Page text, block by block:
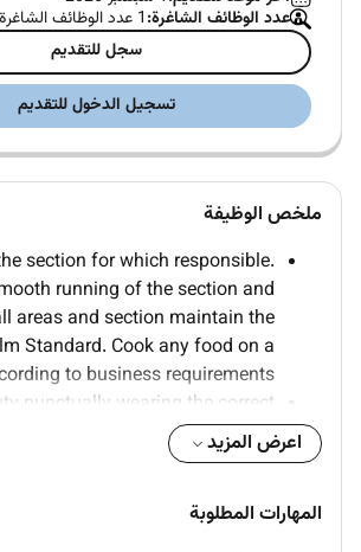
عدد الوظائف الشاغرة:1 عدد الوظائف الشاغرة
سجل للتقديم
تسجيل الدخول للتقديم
ملخص الوظيفة
section for which responsible.
running of the section and
areas and section maintain the
Standard. Cook any food on a
to business requirements.
punctually wearing the correct
and name badges at all times
with de Chef de Partie the
place production and its service.
اعرض المزيد
المهارات المطلوبة